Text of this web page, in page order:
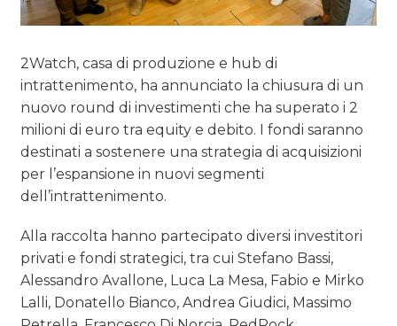
2Watch, casa di produzione e hub di
intrattenimento, ha annunciato la chiusura di un
nuovo round di investimenti che ha superato i 2
milioni di euro tra equity e debito. I fondi saranno
destinati a sostenere una strategia di acquisizioni
per l’espansione in nuovi segmenti
dell’intrattenimento.
Alla raccolta hanno partecipato diversi investitori
privati e fondi strategici, tra cui Stefano Bassi,
Alessandro Avallone, Luca La Mesa, Fabio e Mirko
Lalli, Donatello Bianco, Andrea Giudici, Massimo